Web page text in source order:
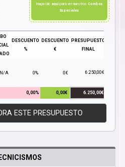
Haga clic aquípara ver nuestros Combos
Especiales
DESCUENTO
%
DESCUENTO
€
PRESUPUESTO
FINAL
N/A 0% 0€ 6.250,00€
0,00% 0,00€ 6.250,00€
ESTE PRESUPUESTO